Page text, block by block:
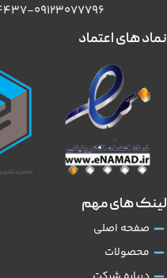
۰۲۱۸۸۵۴۰۲۱۴-
لینک های مهم
صفحه اصلی
محصولات
نماد های اعتماد